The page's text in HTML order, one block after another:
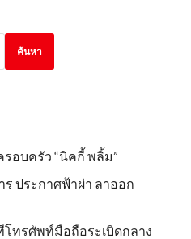
ค้นหา
อบครัว “นิคกี้ พลิ้ม”
ประกาศฟ้าผ่า ลาออก
ทรศัพท์มือถือระเบิดกลาง